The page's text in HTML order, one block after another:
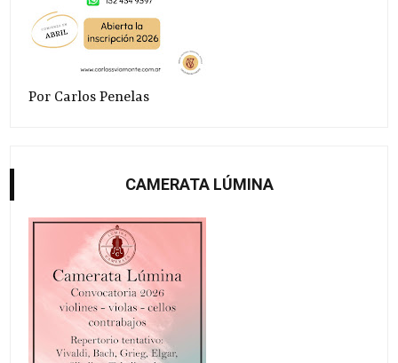
Por Carlos Penelas
CAMERATA LÚMINA